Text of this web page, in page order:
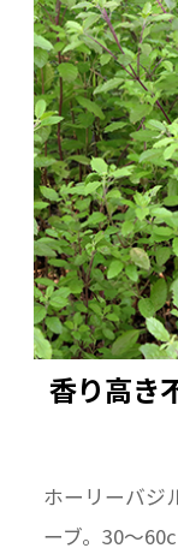
香り高き
ホーリーバジ
ーブ。30〜